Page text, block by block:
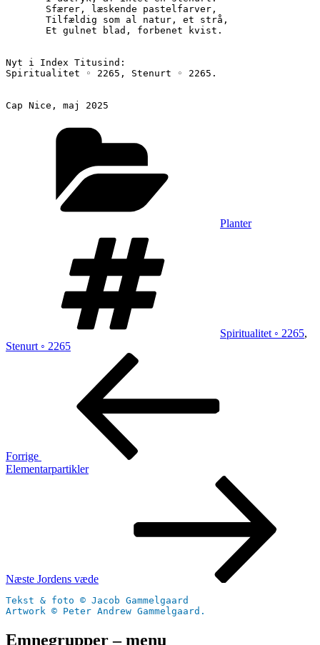
       Sfærer, læskende pastelfarver,
       Tilfældig som al natur, et strå,
       Et gulnet blad, forbenet kvist.
Nyt i Index Titusind:
Spiritualitet ◦ 2265, Stenurt ◦ 2265.
Cap Nice, maj 2025
Planter
Spiritualitet ◦ 2265,
Stenurt ◦ 2265
Indlægsnavigation
Forrige
Elementarpartikler
Næste Jordens væde
Tekst & foto © Jacob Gammelgaard
Artwork © Peter Andrew Gammelgaard.
Emnegrupper – menu